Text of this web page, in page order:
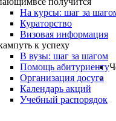
На курсы: шаг за
Кураторство
Визовая информация
путь к успеху
В вузы: шаг за шагом
Помощь абитуриенту
Организация досуга
Календарь акций
Учебный распорядок